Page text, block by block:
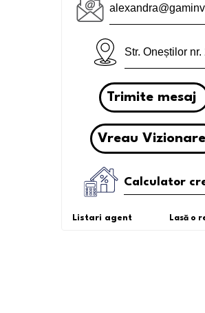
Str. Oneștilor nr.
Trimite mesaj
Vreau Vizionare
Calculator
Listari agent Lasă o